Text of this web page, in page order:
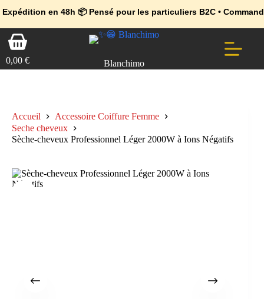
en 48h 📦 Pensé pour les particuliers B2C • Commande facile
🔥 Déjà adopté par les pros 👉 Passez en Espace Pro B2B 📦
💼 Offres réservées aux professionnels 🚀 Rejoignez l’Espace Pro
PasserPanier
d’achat
0,00 € Blanchimo
Accueil
Accessoire Coiffure Femme
Seche cheveux
Sèche-cheveux Professionnel Léger 2000W à Ions Négatifs